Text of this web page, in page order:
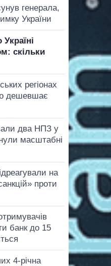
генерала,
України
скільки
регіонах
дешевшає
два НПЗ у
масштабні
на
проти
банк до 15
4-річна